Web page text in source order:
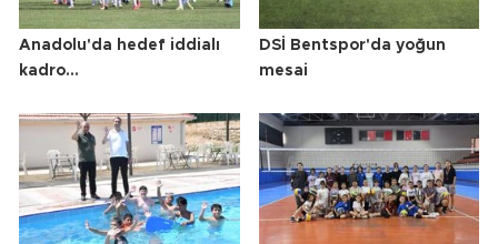
Anadolu'da hedef iddialı
kadro...
DSİ Bentspor'da yoğun
mesai